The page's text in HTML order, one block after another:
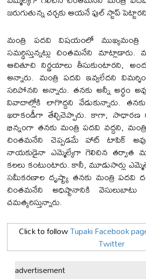
జరుగుతున్న చర్చకు ఆయనే ఫుల్ స్టాప్
మంత్రి పదవి విషయంలో ముఖ్యమంత్రి
సమర్థిస్తున్నట్లు చింతమనేని మాట్లాడారు.
ఆచితూచి నిర్ణయాలు తీసుకుంటారని,
అన్నారు. మంత్రి పదవి ఇవ్వలేదని
సరిపోనని అన్నారు. తనకు అన్నీ అర్థం
వివాదాల్లోకి లాగొద్దని వేడుకున్నారు.
ఖరాకండీగా తేల్చిచెప్పారు. కాగా,
భిన్నంగా తనకు మంత్రి పదవి వద్దని,
చింతమనేని చెప్పడమే హాట్ టాపిక్
నాయకుడైనా ఎమ్మెల్యేగా గెలిచిన తర్వాత
కలలు కంటుంటారు. కానీ, మూడుసార్లు
సమీకరణాల దృష్ట్యా తనకు మంత్రి పదవి
చింతమనేని అధిష్టానానికి వెసులుబాటు
చమత్కరిస్తున్నారు.
Click to followTupaki Facebook
Twitter
advertisement